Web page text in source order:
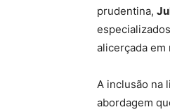
prudentina,
alicerçada
A inclusão na
abordagem